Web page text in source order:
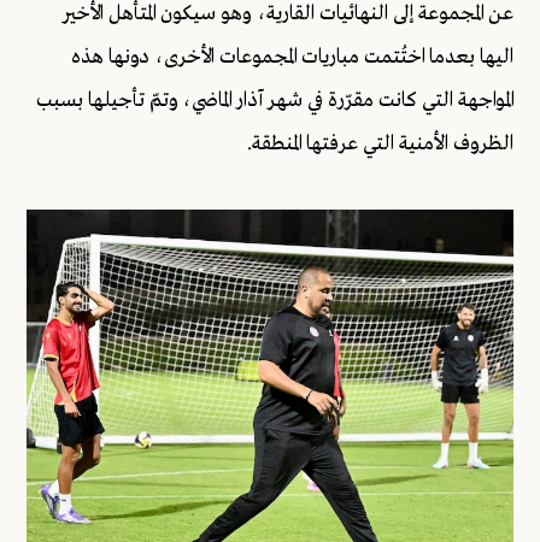
عن المجموعة إلى النهائيات القارية، وهو سيكون المتأهل الأخير
اليها بعدما اختُتمت مباريات المجموعات الأخرى، دونها هذه
المواجهة التي كانت مقرّرة في شهر آذار الماضي، وتمّ تأجيلها بسبب
الظروف الأمنية التي عرفتها المنطقة.